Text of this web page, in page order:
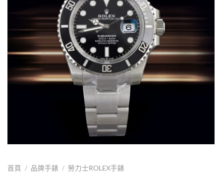
首頁 / 品牌手錶 / 勞力士ROLEX手錶